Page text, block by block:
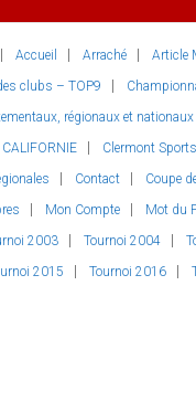
Accueil Arraché Article
clubs – TOP9
régionaux et
Clermont
Contact Coupe
Mon Compte Mot du
2003 Tournoi 2004
2015 Tournoi 2016